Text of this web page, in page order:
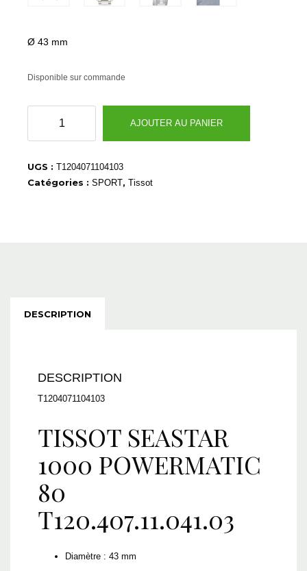
Ø 43 mm
Disponible sur commande
T1204071104103
AJOUTER AU PANIER
UGS : T1204071104103
Catégories : SPORT, Tissot
DESCRIPTION
DESCRIPTION
T1204071104103
TISSOT SEASTAR
1000 POWERMATIC
80
T120.407.11.041.03
Diamètre : 43 mm